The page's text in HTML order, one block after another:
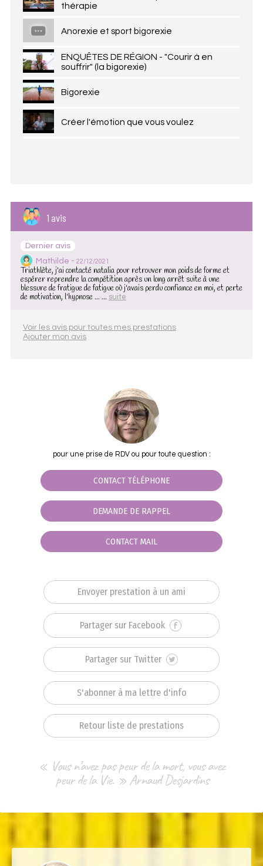
thérapie
Anorexie et sport bigorexie
ENQUÊTES DE RÉGION - "Courir à en
souffrir" (la bigorexie)
Bigorexie
Créer l'émotion que vous voulez
1 avis
Dernier avis
Mathilde - 22/12/2021
Triathlète, j'ai contacté natalia pour retrouver mon poids de forme et
espérer reprendre la compétition après un long arrêt suite à une
blessure de fratigue de fatigue où j'avais perdu confiance en moi, et perte
de motivation, l'hypnose ... ... suite
Voir les avis pour toutes mes prestations
Ajouter mon avis
pour une prise de RDV ou pour toute question :
CONTACT TÉLÉPHONE
DEMANDE DE RAPPEL
CONTACT MAIL
Envoyer prestation à un ami
Partager sur Facebook
Partager sur Twitter
S'abonner à ma lettre d'info
Retour liste de prestations
« Vous n’avez pas peur de la mort, vous avez
peur de la Vie. » Arnaud Desjardins